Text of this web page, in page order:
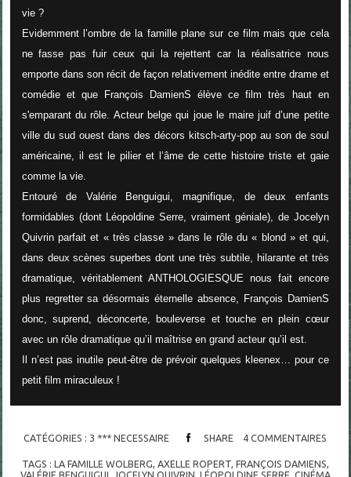
vie ?
Evidemment l’ombre de la famille plane sur ce film mais que cela
ne fasse pas fuir ceux qui la rejettent car la réalisatrice nous
emporte dans son récit de façon relativement inédite entre drame et
comédie et que François DamienS élève ce film très haut en
s'emparant du rôle. Acteur belge qui joue le maire juif d’une petite
ville du sud ouest dans des décors kitsch-arty-pop au son de soul
américaine, il est le pilier et l’âme de cette histoire triste et gaie
comme la vie.
Entouré de Valérie Benguigui, magnifique, de deux enfants
formidables (dont Léopoldine Serre, vraiment géniale), de Jocelyn
Quivrin parfait et « très classe » dans le rôle du « blond » et qui,
dans deux scènes superbes dont une très subtile, hilarante et très
dramatique, véritablement ANTHOLOGIESQUE nous fait encore
plus regretter sa désormais éternelle absence, François DamienS
donc, suprend, déconcerte, bouleverse et touche en plein cœur
avec un rôle dramatique qu’il maîtrise en grand acteur qu’il est.
Il n’est pas inutile peut-être de prévoir quelques kleenex… pour ce
petit film miraculeux !
CATÉGORIES : 3 *** NECESSAIRE SHARE 4 COMMENTAIRES
TAGS : LA FAMILLE WOLBERG, AXELLE ROPERT, FRANÇOIS DAMIENS,
VALÉRIE BENGUIGUI, JOCELYN QUIVRIN, LÉOPOLDINE SERRE, CINÉMA